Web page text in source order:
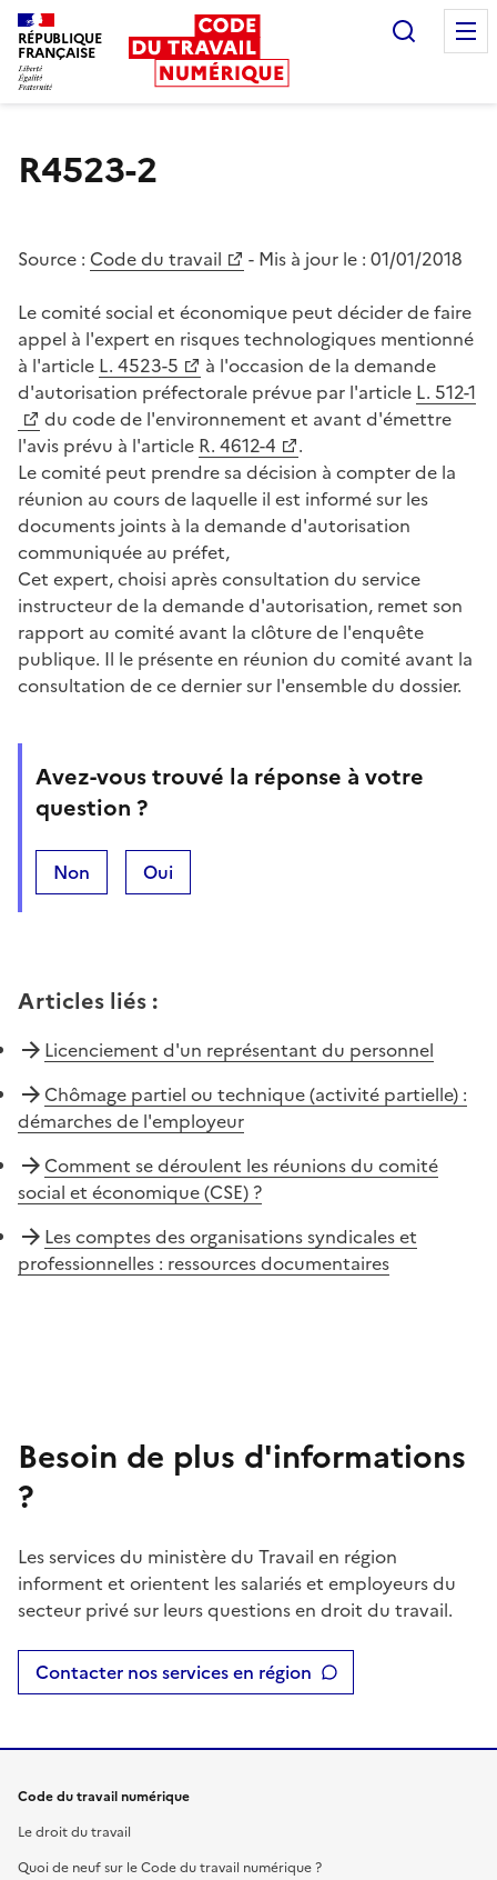
RÉPUBLIQUE
FRANÇAISE
R4523-2
Source : Code du travail - Mis à jour le : 01/01/2018
Le comité social et économique peut décider de faire
appel à l'expert en risques technologiques mentionné
à l'article L. 4523-5
à l'occasion de la demande
d'autorisation préfectorale prévue par l'article L. 512-1
du code de l'environnement et avant d'émettre
l'avis prévu à l'article R. 4612-4
.
Le comité peut prendre sa décision à compter de la
réunion au cours de laquelle il est informé sur les
documents joints à la demande d'autorisation
communiquée au préfet,
Cet expert, choisi après consultation du service
instructeur de la demande d'autorisation, remet son
rapport au comité avant la clôture de l'enquête
publique. Il le présente en réunion du comité avant la
consultation de ce dernier sur l'ensemble du dossier.
Avez-vous trouvé la réponse à votre
question ?
Non Oui
Articles liés :
Licenciement d'un représentant du personnel
Chômage partiel ou technique (activité partielle) :
démarches de l'employeur
Comment se déroulent les réunions du comité
social et économique (CSE) ?
Les comptes des organisations syndicales et
professionnelles : ressources documentaires
Besoin de plus d'informations
?
Les services du ministère du Travail en région
informent et orientent les salariés et employeurs du
secteur privé sur leurs questions en droit du travail.
Contacter nos services en région
Code du travail numérique
Le droit du travail
Quoi de neuf sur le Code du travail numérique ?